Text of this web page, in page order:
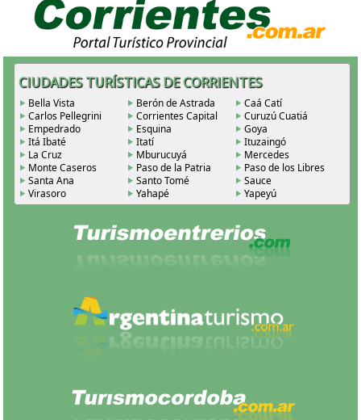
CIUDADES TURÍSTICAS DE CORRIENTES
Bella Vista Berón de Astrada
Caá Catí
Carlos Pellegrini
Corrientes Capital
Curuzú Cuatiá
Empedrado
Esquina
Goya
Itá Ibaté
Itatí
Ituzaingó
La Cruz
Mburucuyá
Mercedes
Monte Caseros
Paso de la Patria
Paso de los Libres
Santa Ana
Santo Tomé
Sauce
Virasoro
Yahapé Yapeyú